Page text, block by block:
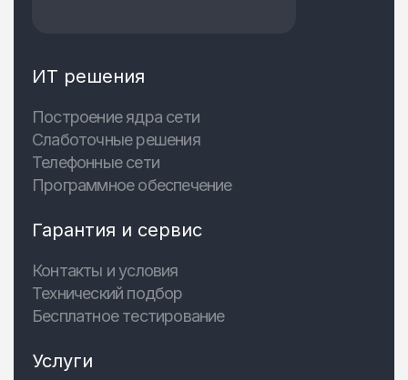
ИТ решения
Построение ядра сети
Слаботочные решения
Телефонные сети
Программное обеспечение
Гарантия и сервис
Контакты и условия
Технический подбор
Бесплатное тестирование
Услуги